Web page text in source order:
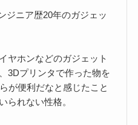
ジニア歴20年のガジェッ
ヤホンなどのガジェット
3Dプリンタで作った物を
が便利だなと感じたこと
られない性格。